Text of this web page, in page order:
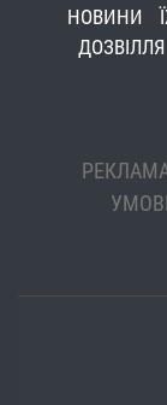
НОВИНИ
ДОЗВІЛЛЯ